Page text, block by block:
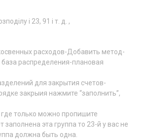
і 23, 91 і т. д. ,
расходов-Добавить метод-
распределения-плановая
для закрытия счетов-
закрыия нажмите “заполнить”,
только можно пропишите
заполнена эта группа то 23-й у вас не
должна быть одна.